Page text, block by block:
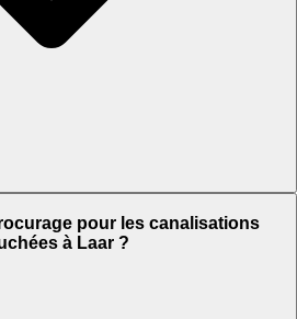
pour les canalisations
à Laar ?